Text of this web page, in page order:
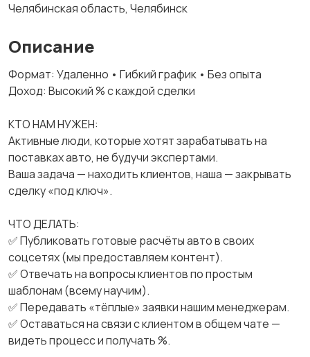
Челябинская область, Челябинск
Описание
Формат: Удаленно • Гибкий график • Без опыта
Доход: Высокий % с каждой сделки
КТО НАМ НУЖЕН:
Активные люди, которые хотят зарабатывать на
поставках авто, не будучи экспертами.
Ваша задача — находить клиентов, наша — закрывать
сделку «под ключ».
ЧТО ДЕЛАТЬ:
✅ Публиковать готовые расчёты авто в своих
соцсетях (мы предоставляем контент).
✅ Отвечать на вопросы клиентов по простым
шаблонам (всему научим).
✅ Передавать «тёплые» заявки нашим менеджерам.
✅ Оставаться на связи с клиентом в общем чате —
видеть процесс и получать %.